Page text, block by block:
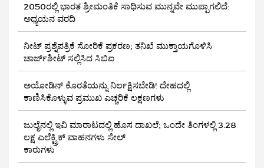
2050ರಲ್ಲಿ ಭಾರತ ಶ್ರೀಮಂತಿಕೆ ಸಾಧಿಸುವ ಮುನ್ನವೇ ಮುಪ್ಪಾಗಲಿದೆ:
ಅಧ್ಯಯನ ವರದಿ
ನೀಟ್ ಪ್ರಶ್ನೆಪತ್ರಿಕೆ ಸೋರಿಕೆ ಪ್ರಕರಣ; ತನಿಖೆ ಮುಕ್ತಾಯಗೊಳಿಸಿ
ಚಾರ್ಜ್‌ಶೀಟ್ ಸಲ್ಲಿಸಿದ ಸಿಬಿಐ
ಅಯೋಡಿನ್ ಕೊರತೆಯನ್ನು ನಿರ್ಲಕ್ಷಿಸಬೇಡಿ! ದೇಹದಲ್ಲಿ
ಕಾಣಿಸಿಕೊಳ್ಳುವ ಪ್ರಮುಖ ಎಚ್ಚರಿಕೆ ಲಕ್ಷಣಗಳು
ಜುಲೈನಲ್ಲಿ ಇವಿ ಮಾರಾಟದಲ್ಲಿ ಹೊಸ ದಾಖಲೆ; ಒಂದೇ ತಿಂಗಳಲ್ಲಿ 3.28
ಲಕ್ಷ ಎಲೆಕ್ಟ್ರಿಕ್ ವಾಹನಗಳು ಸೇಲ್
ಕಾರುಗಳು